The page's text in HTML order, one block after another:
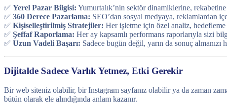
✅ Yerel Pazar Bilgisi: Yumurtalık’nin sektör dinamiklerine, rekabetine
✅ 360 Derece Pazarlama: SEO’dan sosyal medyaya, reklamlardan
✅ Kişiselleştirilmiş Stratejiler: Her işletme için özel analiz,
✅ Şeffaf Raporlama: Her ay kapsamlı performans raporlarıyla sizi
✅ Uzun Vadeli Başarı: Sadece bugün değil, yarın da sonuç almanızı
Dijitalde Sadece Varlık Yetmez, Etki Gerekir
Bir web siteniz olabilir, bir Instagram sayfanız olabilir ya da zaman
bütün olarak ele alındığında anlam kazanır.